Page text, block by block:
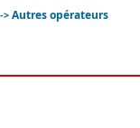
->Autres opérateurs